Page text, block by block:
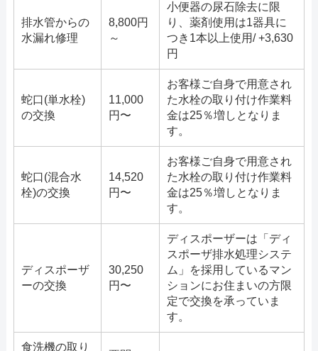
排水管からの
水漏れ修理
8,800円
～
小便器の尿石除去に限
り、薬剤使用は1器具に
つき1本以上使用/ +3,630
円
蛇口(単水栓)
の交換
11,000
円〜
お客様ご自身で用意され
た水栓の取り付け作業料
金は25％増しとなりま
す。
蛇口(混合水
栓)の交換
14,520
円〜
お客様ご自身で用意され
た水栓の取り付け作業料
金は25％増しとなりま
す。
ディスポーザ
ーの交換
30,250
円〜
ディスポーザーは「ディ
スポーザ排水処理システ
ム」を採用しているマン
ションにお住まいの方限
定で交換を承っていま
す。
食洗機の取り